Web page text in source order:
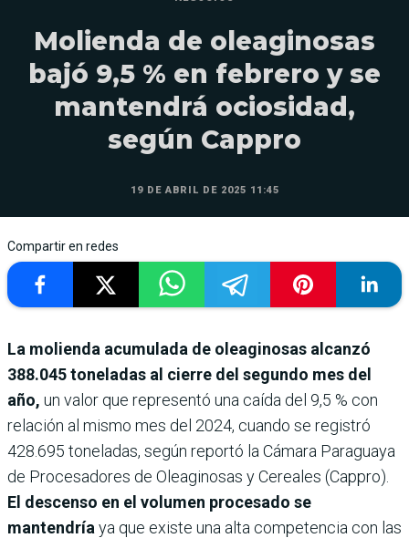
Molienda de oleaginosas
bajó 9,5 % en febrero y se
mantendrá ociosidad,
según Cappro
19 DE ABRIL DE 2025 11:45
Compartir en redes
La molienda acumulada de oleaginosas alcanzó
388.045 toneladas al cierre del segundo mes del
año, un valor que representó una caída del 9,5 % con
relación al mismo mes del 2024, cuando se registró
428.695 toneladas, según reportó la Cámara Paraguaya
de Procesadores de Oleaginosas y Cereales (Cappro).
El descenso en el volumen procesado se
mantendría ya que existe una alta competencia con las